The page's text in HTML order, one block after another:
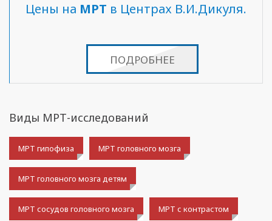
Цены на МРТ в Центрах В.И.Дикуля.
ПОДРОБНЕЕ
Виды МРТ-исследований
МРТ гипофиза МРТ головного мозга
МРТ головного мозга детям
МРТ сосудов головного мозга МРТ с контрастом